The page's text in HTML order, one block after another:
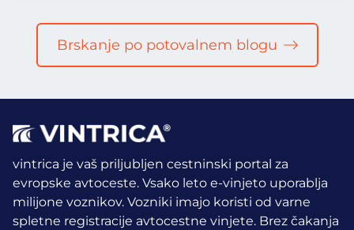
Brskanje po potovalnem blogu
vintrica je vaš priljubljen cestninski portal za
evropske avtoceste. Vsako leto e-vinjeto uporablja
milijone voznikov. Vozniki imajo koristi od varne
spletne registracije avtocestne vinjete. Brez čakanja